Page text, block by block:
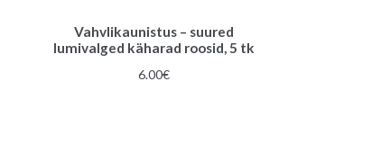
Vahvlikaunistus – suured
lumivalged käharad roosid, 5 tk
6.00€